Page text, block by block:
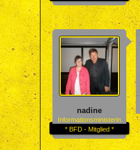
nadine
Informationsministerin
* BFD - Mitglied *